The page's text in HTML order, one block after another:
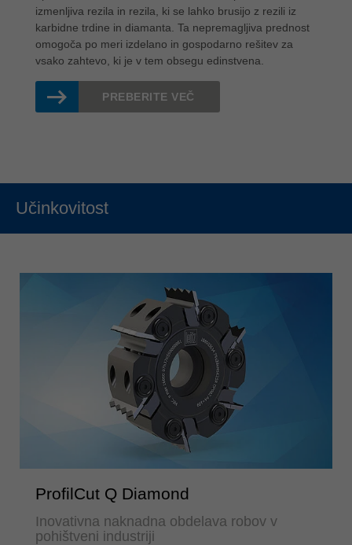
izmenljiva rezila in rezila, ki se lahko brusijo z rezili iz
karbidne trdine in diamanta. Ta nepremagljiva prednost
omogoča po meri izdelano in gospodarno rešitev za
vsako zahtevo, ki je v tem obsegu edinstvena.
PREBERITE VEČ
Učinkovitost
ProfilCut Q Diamond
Inovativna naknadna obdelava robov v
pohištveni industriji